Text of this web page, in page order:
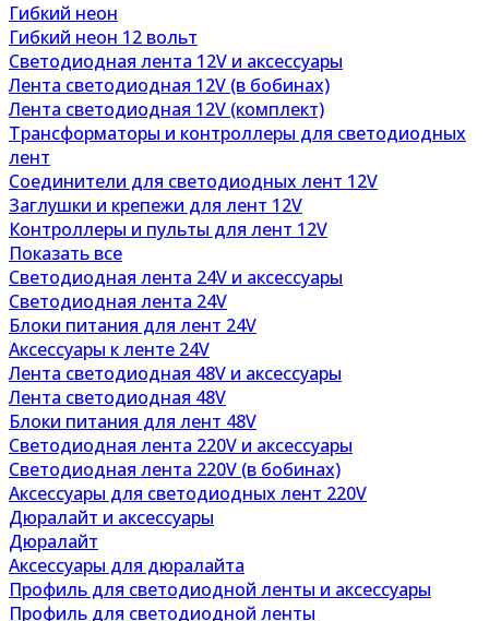
Гибкий неон
Гибкий неон 12 вольт
Светодиодная лента 12V и аксессуары
Лента светодиодная 12V (в бобинах)
Лента светодиодная 12V (комплект)
Трансформаторы и контроллеры для светодиодных
лент
Соединители для светодиодных лент 12V
Заглушки и крепежи для лент 12V
Контроллеры и пульты для лент 12V
Показать все
Светодиодная лента 24V и аксессуары
Светодиодная лента 24V
Блоки питания для лент 24V
Аксессуары к ленте 24V
Лента светодиодная 48V и аксессуары
Лента светодиодная 48V
Блоки питания для лент 48V
Светодиодная лента 220V и аксессуары
Светодиодная лента 220V (в бобинах)
Аксессуары для светодиодных лент 220V
Дюралайт и аксессуары
Дюралайт
Аксессуары для дюралайта
Профиль для светодиодной ленты и аксессуары
Профиль для светодиодной ленты